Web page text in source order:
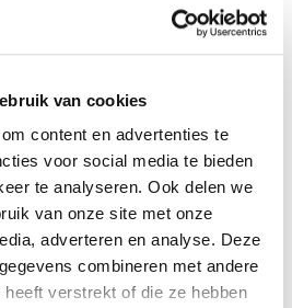
van cookies
content en advertenties te
voor social media te bieden
te analyseren. Ook delen we
van onze site met onze
adverteren en analyse. Deze
combineren met andere
verstrekt of die ze hebben
wil je bestellen?
3 MEI 2027